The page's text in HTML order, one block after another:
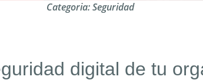
Categoria:Seguridad
digital de tu